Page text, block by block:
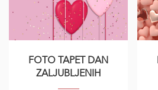
FOTO TAPET DAN
ZALJUBLJENIH